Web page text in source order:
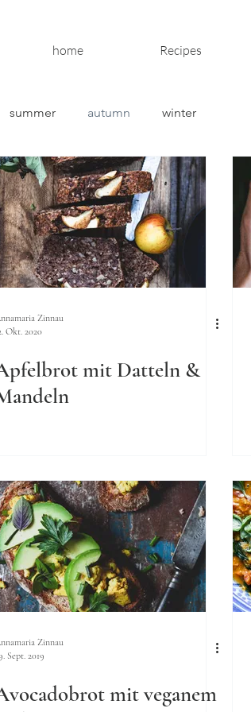
home Recipes
summer autumn winter
Zinnau
Okt. 2020
mit Datteln &
Zinnau
Sept. 2019
mit veganem